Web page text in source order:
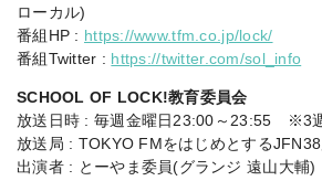
ローカル)
番組HP : https://www.tfm.co.jp/lock/
番組Twitter : https://twitter.com/sol_info
SCHOOL OF LOCK!教育委員会
放送日時 : 毎週金曜日23:00～23:55 ※3
放送局 : TOKYO FMをはじめとするJFN38
出演者 : とーやま委員(グランジ 遠山大輔)